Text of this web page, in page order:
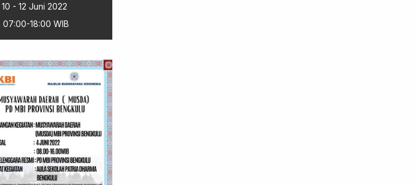
10 - 12 Juni 2022
07:00-18:00 WIB